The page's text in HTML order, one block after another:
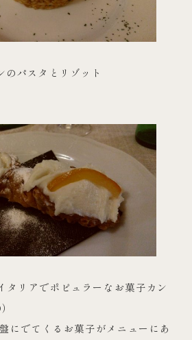
のパスタとリゾット
タリアでポピュラーなお菓子カン
にでてくるお菓子がメニューにあ